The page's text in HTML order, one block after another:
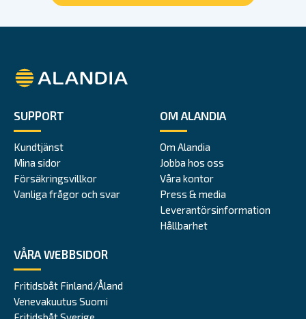
Alandia
SUPPORT
Kundtjänst
Mina sidor
Försäkringsvillkor
Vanliga frågor och svar
OM ALANDIA
Om Alandia
Jobba hos oss
Våra kontor
Press & media
Leverantörsinformation
Hållbarhet
VÅRA WEBBSIDOR
Fritidsbåt Finland/Åland
Venevakuutus Suomi